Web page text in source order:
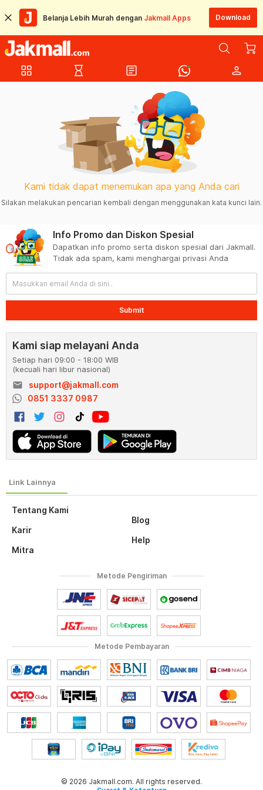
Belanja Lebih Murah dengan Jakmall Apps Download
grid_view hourglass_empty article person
Kami tidak dapat menemukan apa yang Anda cari
Silakan melakukan pencarian kembali dengan menggunakan kata kunci lain.
Tentang Kami
Karir
Mitra
Blog
Help
Info Promo dan Diskon Spesial
Dapatkan info promo serta diskon spesial dari Jakmall.
Tidak ada spam, kami menghargai privasi Anda
Submit
Kami siap melayani Anda
Setiap hari 09:00 - 18:00 WIB
(kecuali hari libur nasional)
email
support@jakmall.com
0851 3337 0987
Metode Pembayaran
Metode Pengiriman
© 2026 Jakmall.com. All rights reserved.